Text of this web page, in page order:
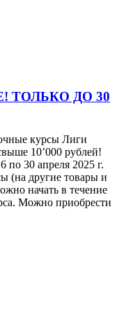
ТОЛЬКО ДО 30
курсы Лиги
10’000 рублей!
по 30 апреля 2025 г.
(на другие товары и
начать в течение
Можно приобрести